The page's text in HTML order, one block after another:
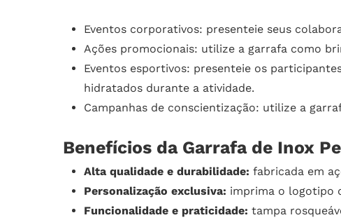
Eventos corporativos: presenteie seus
Ações promocionais: utilize a garrafa como
Eventos esportivos: presenteie os
hidratados durante a atividade.
Campanhas de conscientização: utilize a
Benefícios da Garrafa de Inox
Alta qualidade e durabilidade: fabricada em
Personalização exclusiva: imprima o logotipo
Funcionalidade e praticidade: tampa